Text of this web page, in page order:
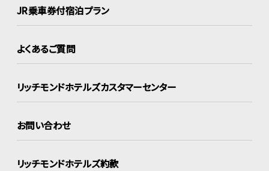
JR乗車券付宿泊プラン
よくあるご質問
リッチモンドホテルズカスタマーセンター
お問い合わせ
リッチモンドホテルズ約款